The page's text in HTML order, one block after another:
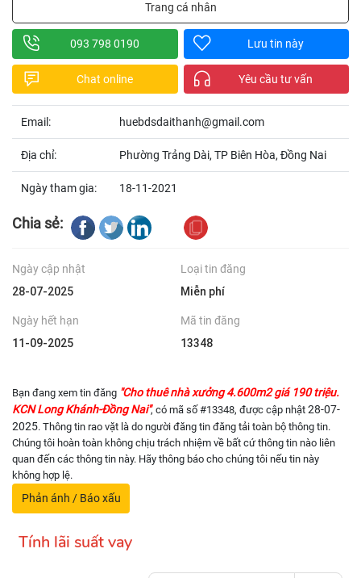
Trang cá nhân
093 798 0190 Lưu tin này
Chat online Yêu cầu tư vấn
Email: huebdsdaithanh@gmail.com
Địa chỉ: Phường Trảng Dài, TP Biên Hòa, Đồng Nai
Ngày tham gia: 18-11-2021
Chia sẻ:
Ngày cập nhật
28-07-2025
Loại tin đăng
Miễn phí
Ngày hết hạn
11-09-2025
Mã tin đăng
13348
Bạn đang xem tin đăng "Cho thuê nhà xưởng 4.600m2 giá 190 triệu.
KCN Long Khánh-Đồng Nai", có mã số #13348, được cập nhật 28-07-
2025. Thông tin rao vặt là do người đăng tin đăng tải toàn bộ thông tin.
Chúng tôi hoàn toàn không chịu trách nhiệm về bất cứ thông tin nào liên
quan đến các thông tin này. Hãy thông báo cho chúng tôi nếu tin này
không hợp lệ.
Phản ánh / Báo xấu
Tính lãi suất vay